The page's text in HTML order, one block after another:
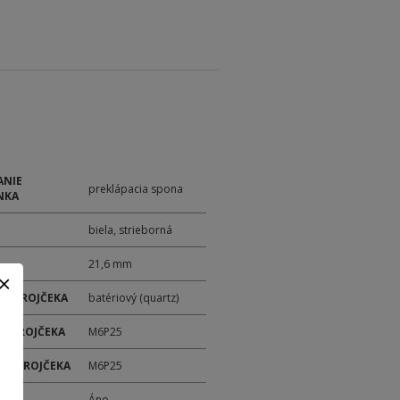
preklápacia spona
biela, strieborná
21,6 mm
STROJČEKA batériový (quartz)
STROJČEKA M6P25
STROJČEKA M6P25